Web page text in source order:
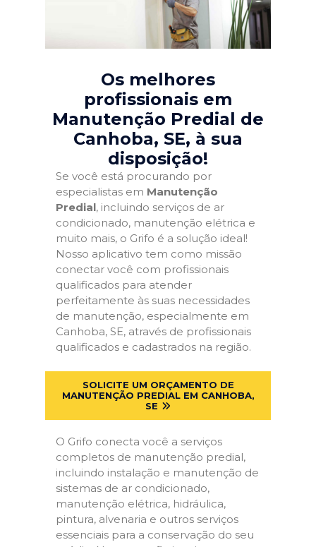
Os melhores
profissionais em
Manutenção Predial de
Canhoba, SE, à sua
disposição!
Se você está procurando por
especialistas em Manutenção
Predial, incluindo serviços de ar
condicionado, manutenção elétrica e
muito mais, o Grifo é a solução ideal!
Nosso aplicativo tem como missão
conectar você com profissionais
qualificados para atender
perfeitamente às suas necessidades
de manutenção, especialmente em
Canhoba, SE, através de profissionais
qualificados e cadastrados na região.
SOLICITE UM ORÇAMENTO DE
MANUTENÇÃO PREDIAL EM CANHOBA,
SE
O Grifo conecta você a serviços
completos de manutenção predial,
incluindo instalação e manutenção de
sistemas de ar condicionado,
manutenção elétrica, hidráulica,
pintura, alvenaria e outros serviços
essenciais para a conservação do seu